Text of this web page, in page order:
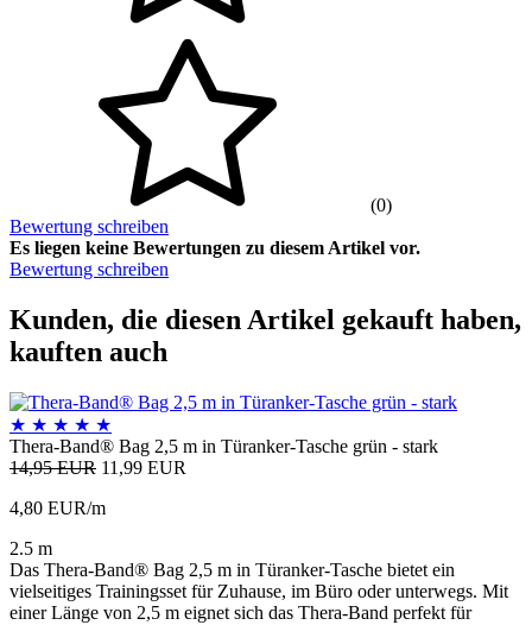
(0)
Bewertung schreiben
Es liegen keine Bewertungen zu diesem Artikel vor.
Bewertung schreiben
Kunden, die diesen Artikel gekauft haben,
kauften auch
★ ★ ★ ★ ★
Thera-Band® Bag 2,5 m in Türanker-Tasche grün - stark
14,95 EUR 11,99 EUR
4,80 EUR/m
2.5 m
Das Thera-Band® Bag 2,5 m in Türanker-Tasche bietet ein
vielseitiges Trainingsset für Zuhause, im Büro oder unterwegs. Mit
einer Länge von 2,5 m eignet sich das Thera-Band perfekt für